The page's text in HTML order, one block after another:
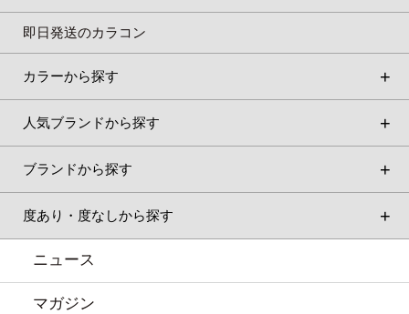
即日発送のカラコン
カラーから探す
人気ブランドから探す
ブランドから探す
度あり・度なしから探す
ニュース
マガジン